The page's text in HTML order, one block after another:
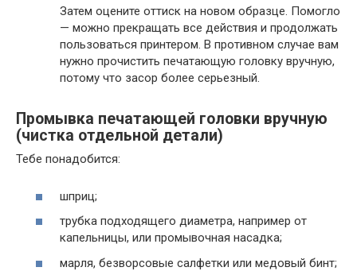
Затем оцените оттиск на новом образце. Помогло
— можно прекращать все действия и продолжать
пользоваться принтером. В противном случае вам
нужно прочистить печатающую головку вручную,
потому что засор более серьезный.
Промывка печатающей головки вручную
(чистка отдельной детали)
Тебе понадобится:
шприц;
трубка подходящего диаметра, например от
капельницы, или промывочная насадка;
марля, безворсовые салфетки или медовый бинт;